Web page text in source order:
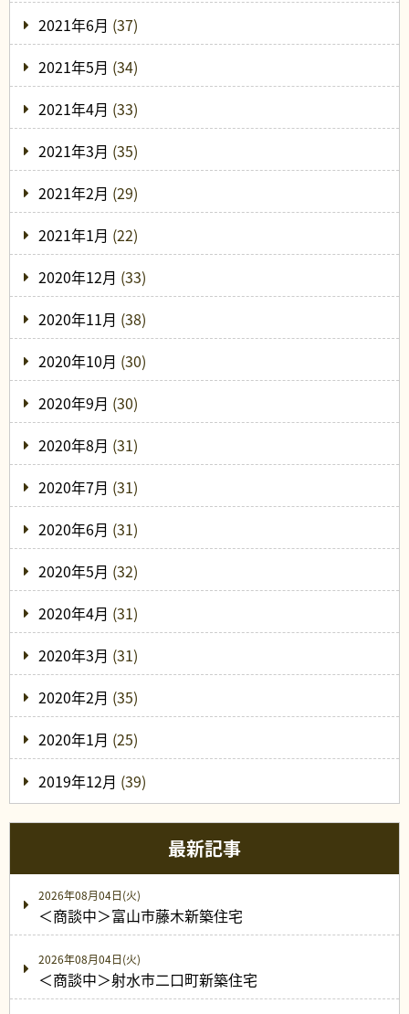
2021年6月 (37)
2021年5月 (34)
2021年4月 (33)
2021年3月 (35)
2021年2月 (29)
2021年1月 (22)
2020年12月 (33)
2020年11月 (38)
2020年10月 (30)
2020年9月 (30)
2020年8月 (31)
2020年7月 (31)
2020年6月 (31)
2020年5月 (32)
2020年4月 (31)
2020年3月 (31)
2020年2月 (35)
2020年1月 (25)
2019年12月 (39)
最新記事
2026年08月04日(火)
＜商談中＞富山市藤木新築住宅
2026年08月04日(火)
＜商談中＞射水市二口町新築住宅